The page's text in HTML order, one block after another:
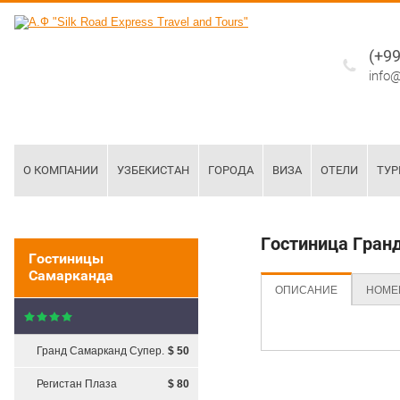
О КОМПАНИИ УЗБЕКИСТАН ГОРОДА ВИЗА ОТЕЛИ
Гостиницы
Самарканда
Гранд Самарканд Супер. $ 50
Регистан Плаза $ 80
строки при наведении
Сайт наполнен тестовой
информацией. Вам
необходимо самостоятельно
заменить ее на другую
Гостиница
ОПИСАНИЕ